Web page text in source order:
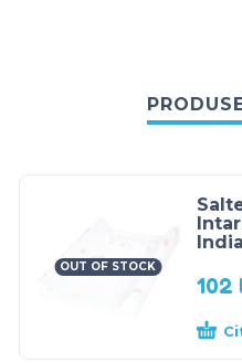
OUT OF STOCK
102